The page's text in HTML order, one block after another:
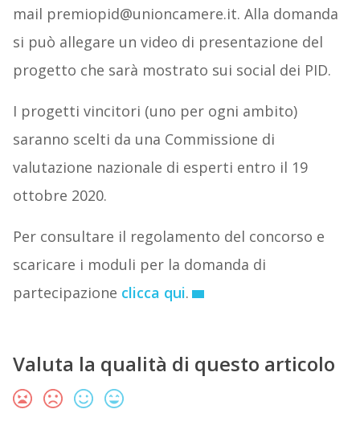
mail premiopid@unioncamere.it. Alla domanda
si può allegare un video di presentazione del
progetto che sarà mostrato sui social dei PID.
I progetti vincitori (uno per ogni ambito)
saranno scelti da una Commissione di
valutazione nazionale di esperti entro il 19
ottobre 2020.
Per consultare il regolamento del concorso e
scaricare i moduli per la domanda di
partecipazione clicca qui.
Valuta la qualità di questo articolo